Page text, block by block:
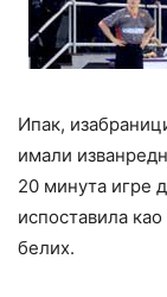
Ипак,
имали
20 минута игре
испоставила
белих.